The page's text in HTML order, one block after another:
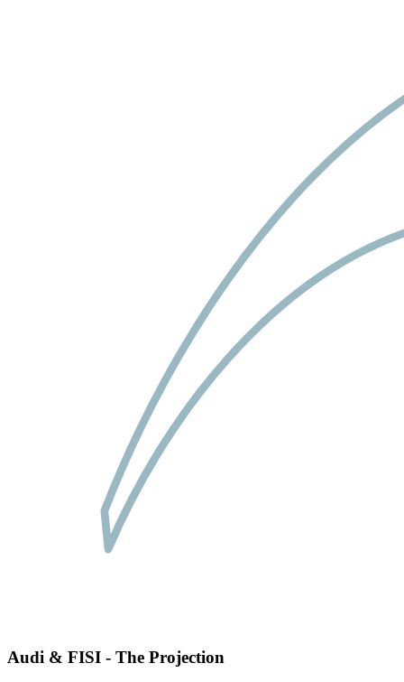
Audi & FISI - The Projection